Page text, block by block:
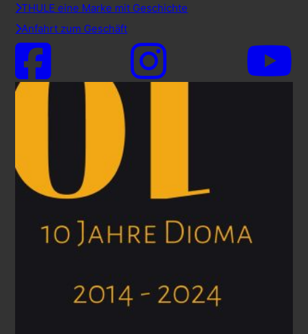
THULE eine Marke mit Geschichte
Anfahrt zum Geschäft